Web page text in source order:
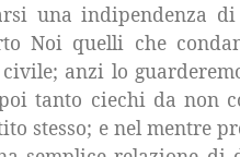
una indipendenza
Noi quelli che
anzi lo
tanto ciechi da non
stesso; e nel mentre